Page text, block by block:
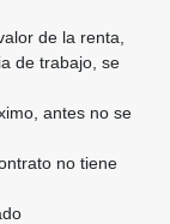
de la renta,
de trabajo, se
antes no se
no tiene